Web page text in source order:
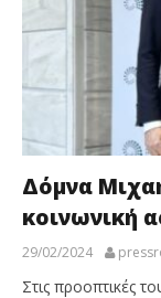
Δόμνα
κοινωνική
29/02/2024
Στις προοπτικές